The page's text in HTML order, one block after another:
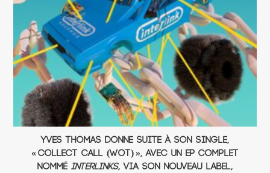
Yves Thomas donne suite à son single,
« Collect Call (Wot) », avec un EP complet
nommé Interlinks, via son nouveau label,